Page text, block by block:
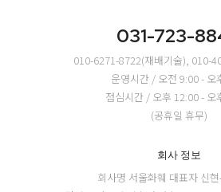
031-723-
010-6271-8722(재배기술), 010-
운영시간 / 오전 9:00 - 오
점심시간 / 오후 12:00 - 오
(공휴일 휴무)
회사 정보
회사명 서울화훼 대표자 신